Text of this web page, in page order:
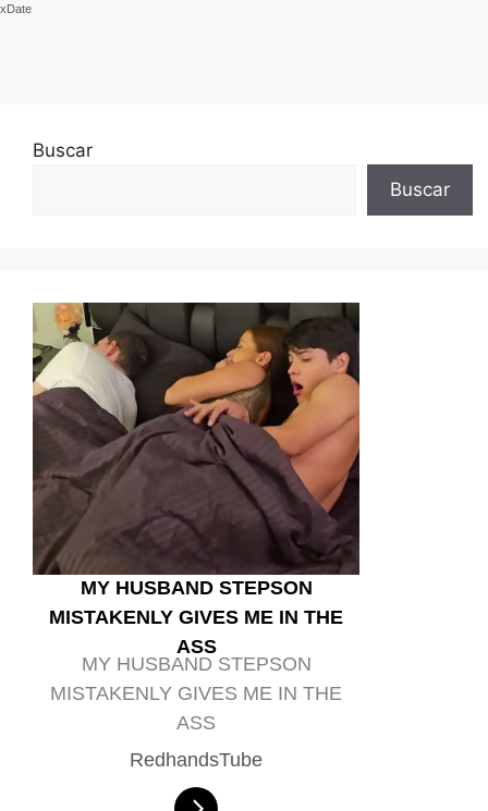
xDate
Buscar
Buscar
MY HUSBAND STEPSON
MISTAKENLY GIVES ME IN THE
ASS
MY HUSBAND STEPSON
MISTAKENLY GIVES ME IN THE
ASS
RedhandsTube